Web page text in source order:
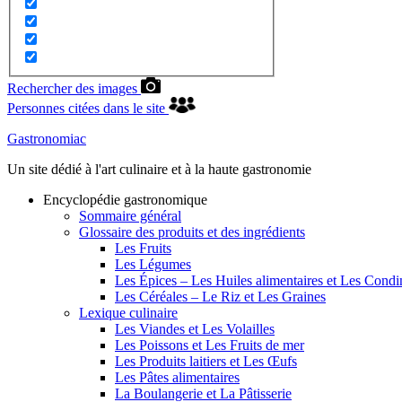
Rechercher des images
Personnes citées dans le site
Gastronomiac
Un site dédié à l'art culinaire et à la haute gastronomie
Encyclopédie gastronomique
Sommaire général
Glossaire des produits et des ingrédients
Les Fruits
Les Légumes
Les Épices – Les Huiles alimentaires et Les
Les Céréales – Le Riz et Les Graines
Lexique culinaire
Les Viandes et Les Volailles
Les Poissons et Les Fruits de mer
Les Produits laitiers et Les Œufs
Les Pâtes alimentaires
La Boulangerie et La Pâtisserie